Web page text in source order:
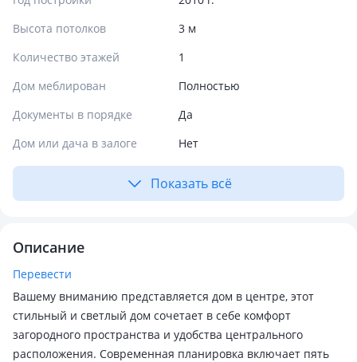
Высота потолков
3 м
Количество этажей
1
Дом меблирован
Полностью
Документы в порядке
Да
Дом или дача в залоге
Нет
Показать всё
Описание
Перевести
Вашему вниманию представляется дом в центре, этот
стильный и светлый дом сочетает в себе комфорт
загородного пространства и удобства центрального
расположения. Современная планировка включает пять